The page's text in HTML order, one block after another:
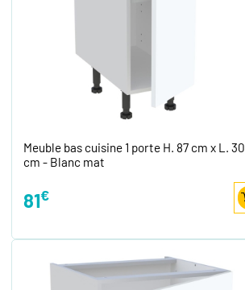
Meuble bas cuisine 1 porte H. 87 cm x L. 30
cm - Blanc mat
81€